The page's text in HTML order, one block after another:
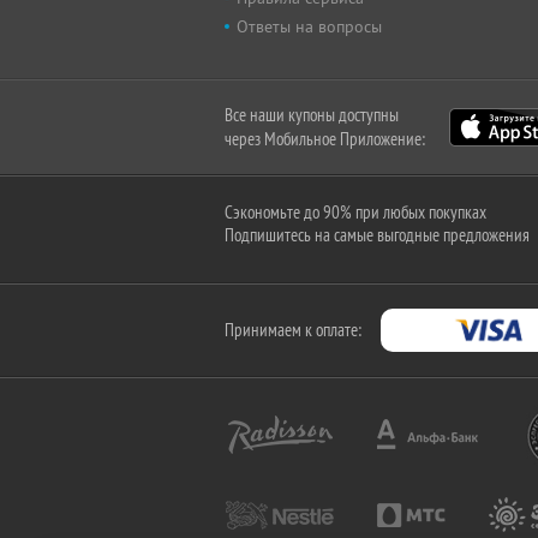
Ответы на вопросы
Все наши купоны доступны
через Мобильное Приложение:
Сэкономьте до 90% при любых покупках
Подпишитесь на самые выгодные предложения
Принимаем к оплате: